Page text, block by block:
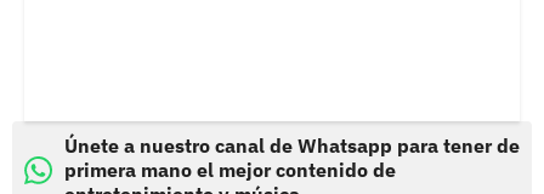
Únete a nuestro canal de Whatsapp para tener de
primera mano el mejor contenido de